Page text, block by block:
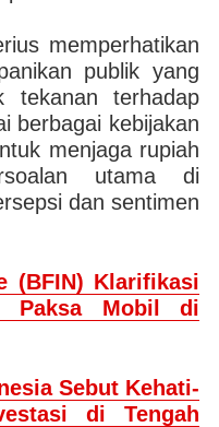
memperhatikan
publik yang
tekanan terhadap
berbagai kebijakan
menjaga rupiah
utama di
dan sentimen
(BFIN) Klarifikasi
Paksa Mobil di
Sebut Kehati-
di Tengah